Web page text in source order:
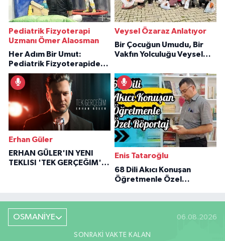
Pediatrik Fizyoterapi
Uzmanı Ömer Alaosman
Her Adım Bir Umut:
Pediatrik Fizyoterapiden
İlham Veren Hikâyeler
Veysel Özaraz Anlatıyor
Bir Çocuğun Umudu, Bir
Vakfın Yolculuğu Veysel
Erhan Güler
ERHAN GÜLER'IN YENI
TEKLISI 'TEK GERÇEĞIM'LE
Enis Tataroğlu
68 Dili Akıcı Konuşan
Öğretmenle Özel
OSMANİYE 06.08.2026
SONRAKI VAKTE KALAN